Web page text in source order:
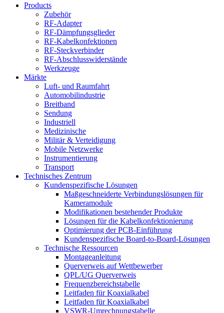
Products
Zubehör
RF-Adapter
RF-Dämpfungsglieder
RF-Kabelkonfektionen
RF-Steckverbinder
RF-Abschlusswiderstände
Werkzeuge
Märkte
Luft- und Raumfahrt
Automobilindustrie
Breitband
Sendung
Industriell
Medizinische
Militär & Verteidigung
Mobile Netzwerke
Instrumentierung
Transport
Technisches Zentrum
Kundenspezifische Lösungen
Maßgeschneiderte Verbindungslösungen für
Kameramodule
Modifikationen bestehender Produkte
Lösungen für die Kabelkonfektionierung
Optimierung der PCB-Einführung
Kundenspezifische Board-to-Board-Lösungen
Technische Ressourcen
Montageanleitung
Querverweis auf Wettbewerber
QPL/UG Querverweis
Frequenzbereichstabelle
Leitfaden für Koaxialkabel
Leitfaden für Koaxialkabel
VSWR-Umrechnungstabelle